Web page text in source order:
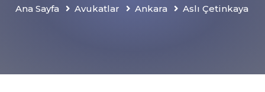
Ana Sayfa Avukatlar Ankara Aslı Çetinkaya